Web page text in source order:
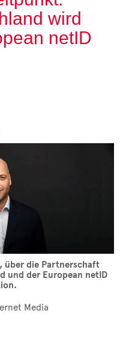
wird
netID
über die Partnerschaft
und der European netID
Media